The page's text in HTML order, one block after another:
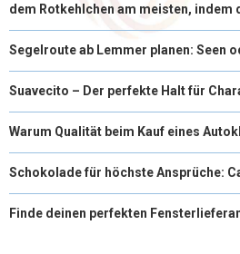
dem Rotkehlchen am meisten, indem
Segelroute ab Lemmer planen: Seen
Suavecito – Der perfekte Halt für
Warum Qualität beim Kauf eines
Schokolade für höchste Ansprüche:
Finde deinen perfekten